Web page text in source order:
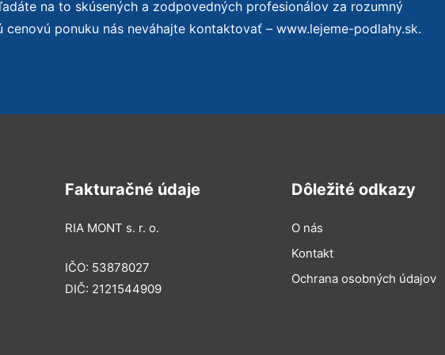
na to skúsených a zodpovedných profesionálov za rozumný
ponuku nás neváhajte kontaktovať – www.lejeme-podlahy.sk.
Fakturačné údaje
RIA MONT s. r. o.
IČO: 53878027
DIČ: 2121544909
Dôležité odkazy
O nás
Kontakt
Ochrana osobných údajov